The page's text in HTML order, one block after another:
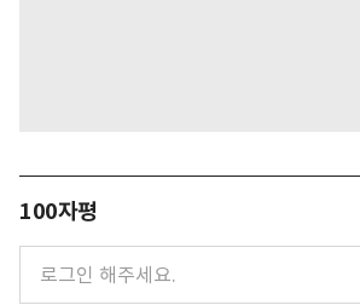
100자평